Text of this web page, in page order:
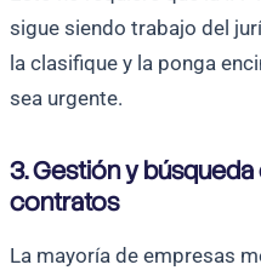
sigue siendo trabajo del
la clasifique y la ponga
sea urgente.
3. Gestión y
contratos
La mayoría de empresas